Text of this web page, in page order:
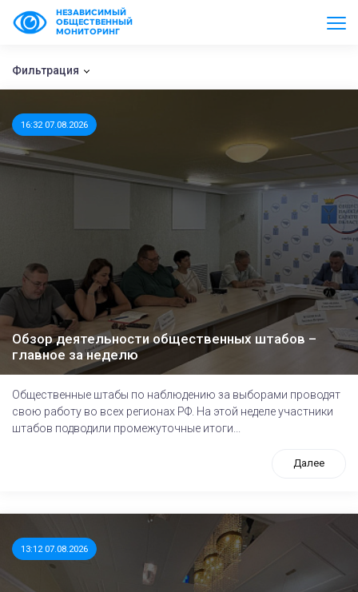
НЕЗАВИСИМЫЙ
ОБЩЕСТВЕННЫЙ
МОНИТОРИНГ
Фильтрация
16:32 07.08.2026
Обзор деятельности общественных штабов –
главное за неделю
Общественные штабы по наблюдению за выборами проводят
свою работу во всех регионах РФ. На этой неделе участники
штабов подводили промежуточные итоги...
Далее
13:12 07.08.2026